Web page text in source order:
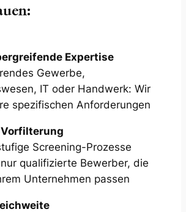
Expertise
Gewerbe,
IT oder Handwerk: Wir
spezifischen Anforderungen
Screening-Prozesse
qualifizierte Bewerber, die
Unternehmen passen